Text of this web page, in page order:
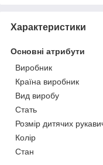
Характеристики
Основні атрибути
Виробник
Країна виробник
Вид виробу
Стать
Розмір дитячих
Колір
Стан